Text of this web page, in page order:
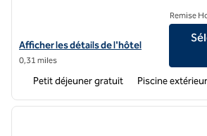
Afficher les détails de l'hôtel Home2
Afficher les détails de l'hôtel
0,31 miles
Remise
Petit déjeuner gratuit Piscine
1 sur 12